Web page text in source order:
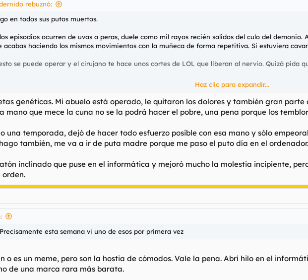
rebuznó:
en todos sus putos muertos.
episodios ocurren de uvas a peras, duele como mil rayos recién salidos del culo del
acabas haciendo los mismos movimientos con la muñeca de forma repetitiva. Si estuviera
se puede operar y el cirujano te hace unos cortes de LOL que liberan al nervio. Quizá pida
de esta santa casa parece del mismo mal? ¿Os habéis operado?
hoy ?
Haz clic para expandir...
genéticas. Mi abuelo está operado, le quitaron los dolores y también gran
mano que mece la cuna no se la podrá hacer el pobre, una pena porque los
una temporada, dejó de hacer todo esfuerzo posible con esa mano y sólo
también, me va a ir de puta madre porque me paso el puto día en el ordenador.
inclinado que puse en el informática y mejoró mucho la molestia incipiente,
orden.
esta semana vi uno de esos por primera vez
o es un meme, pero son la hostia de cómodos. Vale la pena. Abrí hilo en el
de una marca rara más barata.